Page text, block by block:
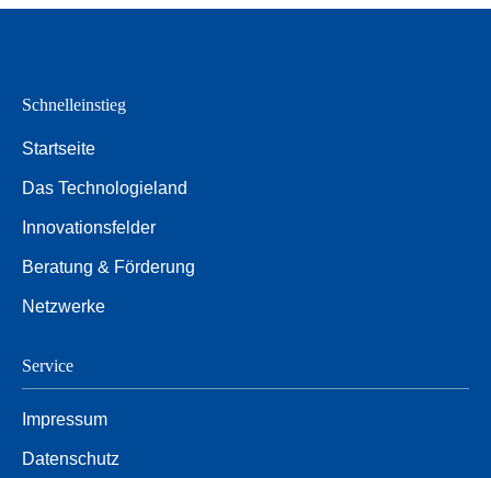
Schnelleinstieg
Startseite
Das Technologieland
Innovationsfelder
Beratung & Förderung
Netzwerke
Service
Impressum
Datenschutz